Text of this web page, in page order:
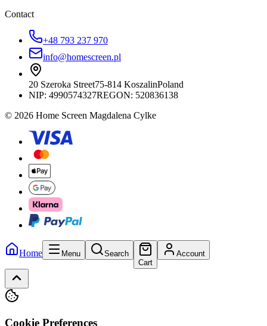
Contact
+48 793 237 970
info@homescreen.pl
20 Szeroka Street75-814 KoszalinPoland
NIP: 4990574327REGON: 520836138
© 2026 Home Screen Magdalena Cylke
Home Menu
Search
Cart
Account
Cookie Preferences